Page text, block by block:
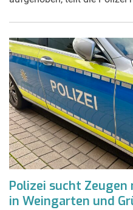
Polizei sucht
in Weingarten und